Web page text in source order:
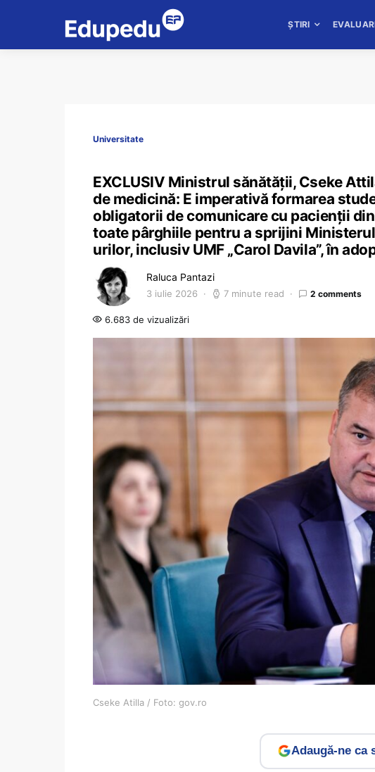
ȘTIRI
Universitate
EXCLUSIV Ministrul sănătății, Cseke
de medicină: E imperativă formarea
obligatorii de comunicare cu pacienții
toate pârghiile pentru a sprijini
urilor, inclusiv UMF „Carol Davila”, în
Raluca Pantazi
3 iulie 2026 7 minute read 2 comments
6.683 de vizualizări
Cseke Atilla / Foto: gov.ro
Adaugă-ne ca